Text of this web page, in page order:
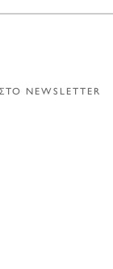
NEWSLETTER